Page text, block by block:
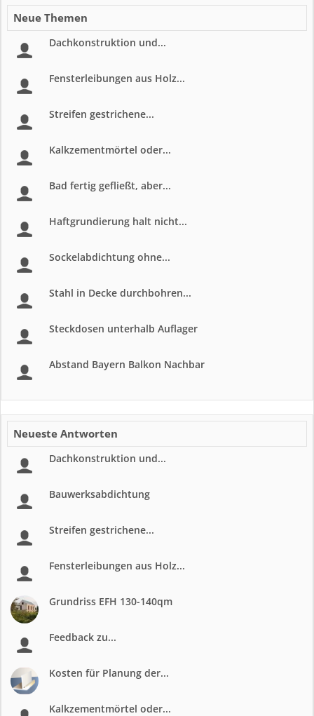
Neue Themen
Dachkonstruktion und...
Fensterleibungen aus Holz...
Streifen gestrichene...
Kalkzementmörtel oder...
Bad fertig gefließt, aber...
Haftgrundierung halt nicht...
Sockelabdichtung ohne...
Stahl in Decke durchbohren...
Steckdosen unterhalb Auflager
Abstand Bayern Balkon Nachbar
Neueste Antworten
Dachkonstruktion und...
Bauwerksabdichtung
Streifen gestrichene...
Fensterleibungen aus Holz...
Grundriss EFH 130-140qm
Feedback zu...
Kosten für Planung der...
Kalkzementmörtel oder...